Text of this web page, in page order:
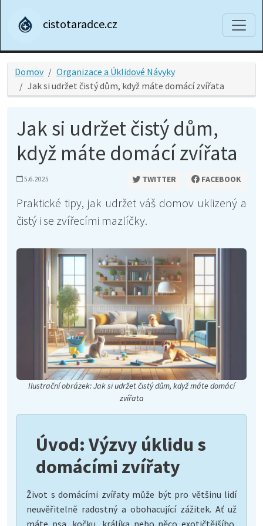
cistotaradce.cz
Domov
Organizace a Úklidové Návyky
Jak si udržet čistý dům, když máte domácí zvířata
Jak si udržet čistý dům,
když máte domácí zvířata
5.6.2025 TWITTER FACEBOOK
Praktické tipy, jak udržet váš domov uklizený a
čistý i se zvířecími mazlíčky.
Ilustrační obrázek: Jak si udržet čistý dům, když máte domácí
zvířata
Úvod: Výzvy úklidu s
domácími zvířaty
Život s domácími zvířaty může být pro většinu lidí
neuvěřitelně radostný a obohacující zážitek. Ať už
máte psa, kočku, králíka nebo něco exotičtějšího,